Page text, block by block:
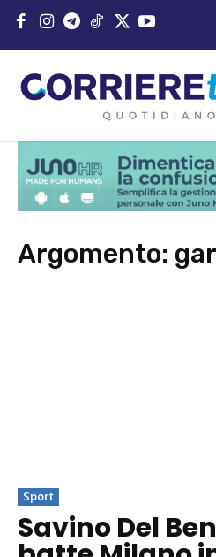
Argomento:
Sport
Savino Del